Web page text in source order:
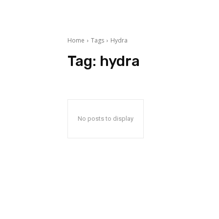
Home Tags Hydra
Tag: hydra
No posts to display